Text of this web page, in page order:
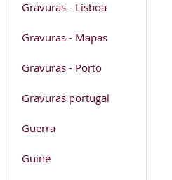
Gravuras - Lisboa
Gravuras - Mapas
Gravuras - Porto
Gravuras portugal
Guerra
Guiné